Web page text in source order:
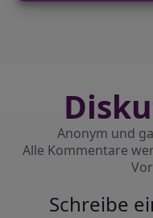
Anonym und
Alle Kommentare
Schreibe